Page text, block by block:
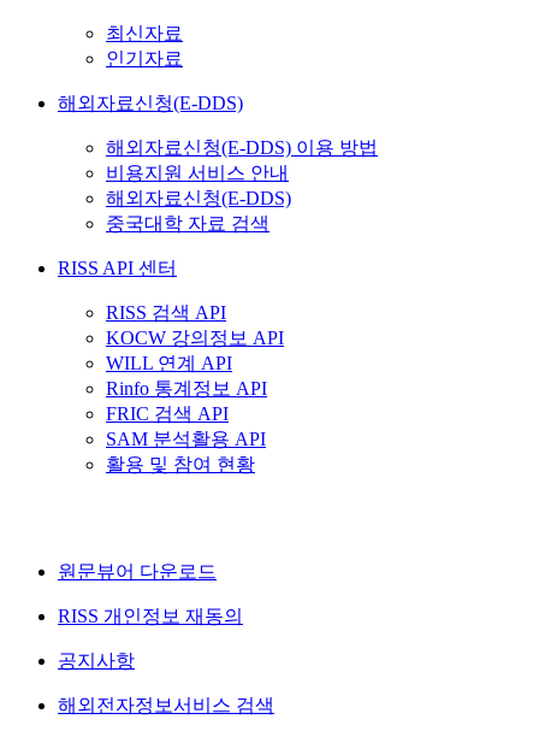
최신자료
인기자료
해외자료신청(E-DDS)
해외자료신청(E-DDS) 이용 방법
비용지원 서비스 안내
해외자료신청(E-DDS)
중국대학 자료 검색
RISS API 센터
RISS 검색 API
KOCW 강의정보 API
WILL 연계 API
Rinfo 통계정보 API
FRIC 검색 API
SAM 분석활용 API
활용 및 참여 현황
원문뷰어 다운로드
RISS 개인정보 재동의
공지사항
해외전자정보서비스 검색